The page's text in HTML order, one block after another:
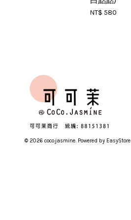
NT$ 580
© 2026 coco.jasmine. Powered by EasyStore